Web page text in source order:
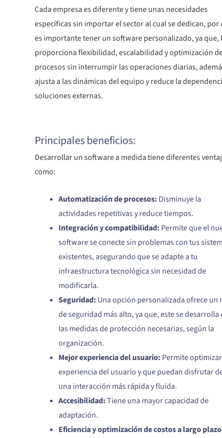
Cada empresa es diferente y tiene unas necesidades
específicas sin importar el sector al cual se dedican, por
es importante tener un software personalizado, ya que,
proporciona flexibilidad, escalabilidad y optimización
procesos sin interrumpir las operaciones diarias,
ajusta a las dinámicas del equipo y reduce la
soluciones externas.
Principales beneficios:
Desarrollar un software a medida tiene diferentes
como:
Automatización de procesos: Disminuye la
actividades repetitivas y reduce tiempos.
Integración y compatibilidad: Permite que el
software se conecte sin problemas con tus
existentes, asegurando que se adapte a tu
infraestructura tecnológica sin necesidad de
modificarla.
Seguridad: Una opción personalizada ofrece un
de seguridad más alto, ya que, este se desarrolla
las medidas de protección necesarias, según la
organización.
Mejor experiencia del usuario: Permite
experiencia del usuario y que puedan disfrutar
una interacción más rápida y fluida.
Accesibilidad:Tiene una mayor capacidad de
adaptación.
Eficiencia y optimización de costos a largo